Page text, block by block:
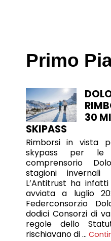
Primo
30
SKIPASS
Rimborsi in vista
skypass per
comprensorio
stagioni
L’Antitrust ha
avviata a luglio
Federconsorzio
dodici Consorzi di
regole dello
rischiavano di …